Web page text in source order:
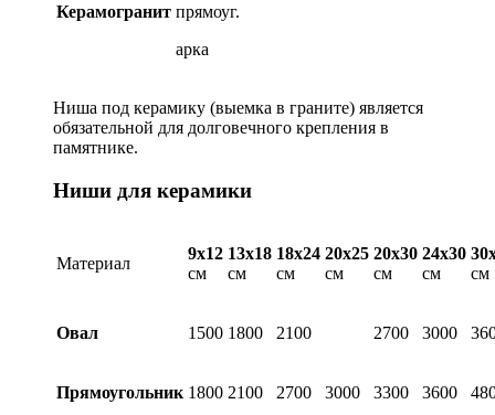
Керамогранит прямоуг.
арка
Ниша под керамику (выемка в граните) является
обязательной для долговечного крепления в
памятнике.
Ниши для керамики
Материал
9х12
см
13х18
см
18х24
см
20х25
см
20х30
см
24х30
см
см
Овал 1500 1800 2100 2700 3000
Прямоугольник 1800 2100 2700 3000 3300 3600